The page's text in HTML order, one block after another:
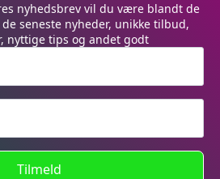
nyhedsbrev vil du være blandt de
seneste nyheder, unikke tilbud,
nyttige tips og andet godt
Tilmeld